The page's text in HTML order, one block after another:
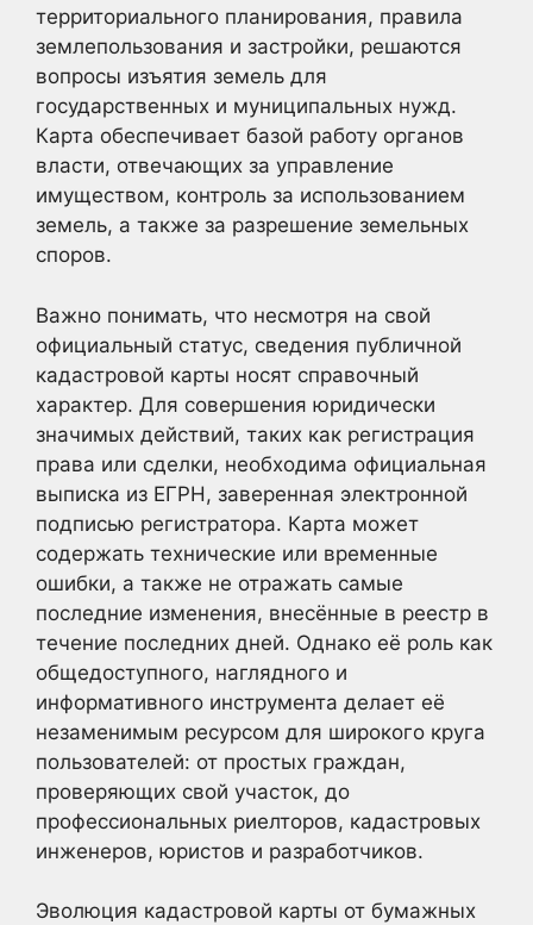
территориального планирования, правила
землепользования и застройки, решаются
вопросы изъятия земель для
государственных и муниципальных нужд.
Карта обеспечивает базой работу органов
власти, отвечающих за управление
имуществом, контроль за использованием
земель, а также за разрешение земельных
споров.
Важно понимать, что несмотря на свой
официальный статус, сведения публичной
кадастровой карты носят справочный
характер. Для совершения юридически
значимых действий, таких как регистрация
права или сделки, необходима официальная
выписка из ЕГРН, заверенная электронной
подписью регистратора. Карта может
содержать технические или временные
ошибки, а также не отражать самые
последние изменения, внесённые в реестр в
течение последних дней. Однако её роль как
общедоступного, наглядного и
информативного инструмента делает её
незаменимым ресурсом для широкого круга
пользователей: от простых граждан,
проверяющих свой участок, до
профессиональных риелторов, кадастровых
инженеров, юристов и разработчиков.
Эволюция кадастровой карты от бумажных